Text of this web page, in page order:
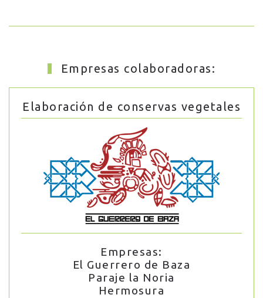
Empresas colaboradoras:
Elaboración de conservas vegetales
Empresas:
El Guerrero de Baza
Paraje la Noria
Hermosura